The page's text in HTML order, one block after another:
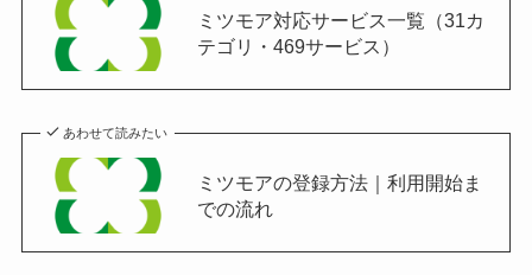
ミツモア対応サービス一覧（31カ
テゴリ・469サービス）
あわせて読みたい
ミツモアの登録方法｜利用開始ま
での流れ